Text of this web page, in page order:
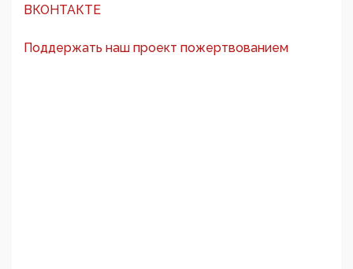
ВКОНТАКТЕ
Поддержать наш проект пожертвованием